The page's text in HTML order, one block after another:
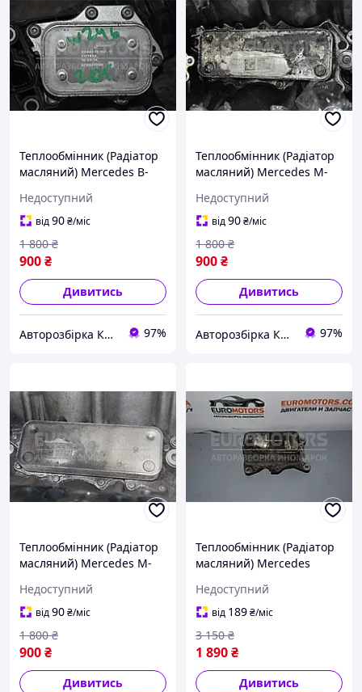
Теплообмінник (Радіатор
масляний) Mercedes B-
5989070107 104023
Недоступний
від90₴/міс
900₴
1 800 ₴
Дивитись
Авторозбірка Київ б/у автозапчастини 97%
Теплообмінник (Радіатор
масляний) Mercedes M-
2011 A6421800165 115209
Недоступний
від90₴/міс
900₴
1 800 ₴
Дивитись
Авторозбірка Київ б/у автозапчастини 97%
Теплообмінник (Радіатор
масляний) Mercedes M-
2011 A6421800165 131020
Недоступний
від90₴/міс
900₴
1 800 ₴
Дивитись
Теплообмінник (Радіатор
масляний) Mercedes
2017 6511800865 55564
Недоступний
від 189₴/міс
1 890₴
3 150 ₴
Дивитись